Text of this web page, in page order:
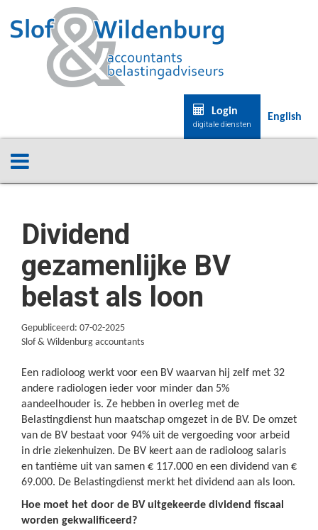
Login
digitale diensten
English
Dividend
gezamenlijke BV
belast als loon
Gepubliceerd: 07-02-2025
Slof & Wildenburg accountants
Een radioloog werkt voor een BV waarvan hij zelf met 32
andere radiologen ieder voor minder dan 5%
aandeelhouder is. Ze hebben in overleg met de
Belastingdienst hun maatschap omgezet in de BV. De omzet
van de BV bestaat voor 94% uit de vergoeding voor arbeid
in drie ziekenhuizen. De BV keert aan de radioloog salaris
en tantième uit van samen € 117.000 en een dividend van €
69.000. De Belastingdienst merkt het dividend aan als loon.
Hoe moet het door de BV uitgekeerde dividend fiscaal
worden gekwalificeerd?